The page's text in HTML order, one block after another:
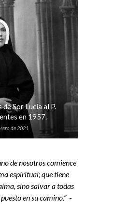
Sor Lucía al P.
en 1957.
de 2021
de nosotros comience
espiritual; que tiene
sino salvar a todas
en su camino.” -